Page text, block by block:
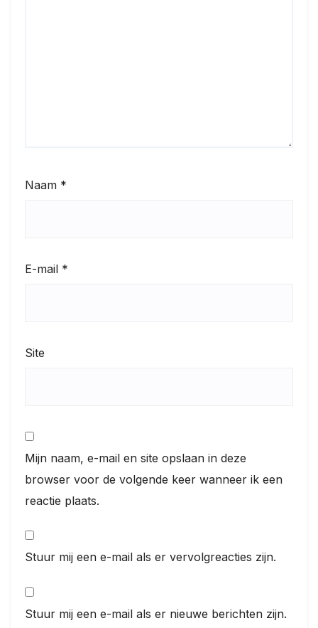
Naam *
E-mail *
Site
Mijn naam, e-mail en site opslaan in deze
browser voor de volgende keer wanneer ik een
reactie plaats.
Stuur mij een e-mail als er vervolgreacties zijn.
Stuur mij een e-mail als er nieuwe berichten zijn.